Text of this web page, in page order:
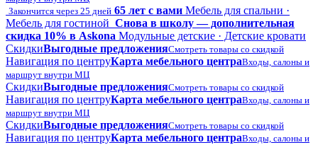
Закончится через 25 дней 65 лет с вами Мебель для спальни ·
Мебель для гостиной Снова в школу — дополнительная
скидка 10% в Askona Модульные детские · Детские кровати
СкидкиВыгодные предложенияСмотреть товары со скидкой
Навигация по центруКарта мебельного центраВходы, салоны и
маршрут внутри МЦ
СкидкиВыгодные предложенияСмотреть товары со скидкой
Навигация по центруКарта мебельного центраВходы, салоны и
маршрут внутри МЦ
СкидкиВыгодные предложенияСмотреть товары со скидкой
Навигация по центруКарта мебельного центраВходы, салоны и